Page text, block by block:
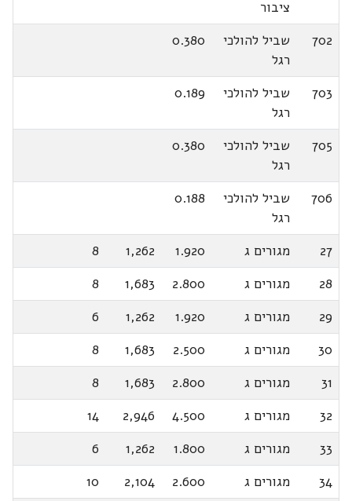
ציבור
702
שביל להולכי
רגל
0.380
703
שביל להולכי
רגל
0.189
705
שביל להולכי
רגל
0.380
706
שביל להולכי
רגל
0.188
27 מגורים ג 1.920
1,262
8
28
מגורים ג 2.800
1,683
8
29
מגורים ג 1.920
1,262
6
30
מגורים ג 2.500
1,683
8
31
מגורים ג 2.800
1,683
8
32
מגורים ג 4.500
2,946
14
33
מגורים ג 1.800
1,262
6
34
מגורים ג 2.600
2,104
10